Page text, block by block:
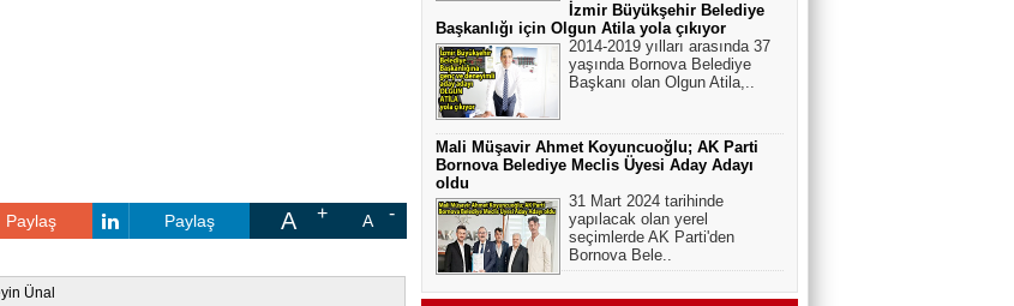
Paylaş Paylaş A A
Ünal
İzmir Büyükşehir Belediye
Başkanlığı için Olgun Atila yola çıkıyor
2014-2019 yılları arasında 37
yaşında Bornova Belediye
Başkanı olan Olgun Atila,..
Mali Müşavir Ahmet Koyuncuoğlu; AK Parti
Bornova Belediye Meclis Üyesi Aday Adayı
oldu
31 Mart 2024 tarihinde
yapılacak olan yerel
seçimlerde AK Parti'den
Bornova Bele..